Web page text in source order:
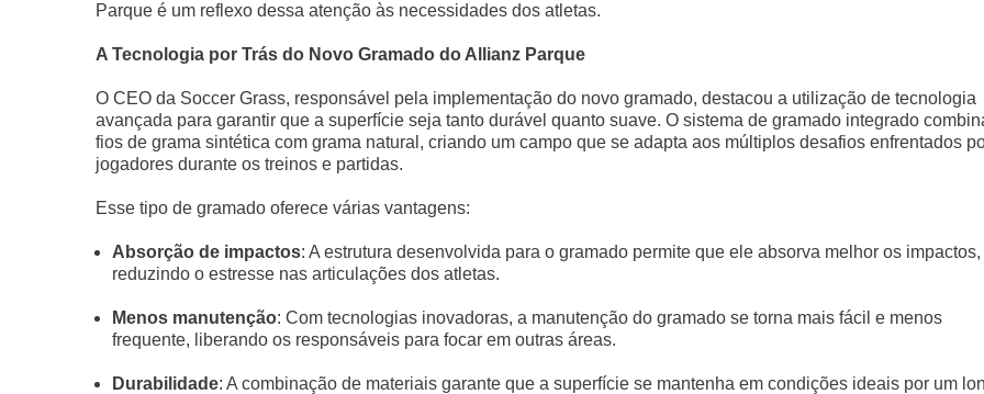
Parque é um reflexo dessa atenção às necessidades dos atletas.
A Tecnologia por Trás do Novo Gramado do Allianz Parque
O CEO da Soccer Grass, responsável pela implementação do novo gramado, destacou a utilização de tecnologia
avançada para garantir que a superfície seja tanto durável quanto suave. O sistema de gramado integrado
fios de grama sintética com grama natural, criando um campo que se adapta aos múltiplos desafios enfrentados
jogadores durante os treinos e partidas.
Esse tipo de gramado oferece várias vantagens:
Absorção de impactos: A estrutura desenvolvida para o gramado permite que ele absorva melhor os impactos,
reduzindo o estresse nas articulações dos atletas.
Menos manutenção: Com tecnologias inovadoras, a manutenção do gramado se torna mais fácil e menos
frequente, liberando os responsáveis para focar em outras áreas.
Durabilidade: A combinação de materiais garante que a superfície se mantenha em condições ideais por um